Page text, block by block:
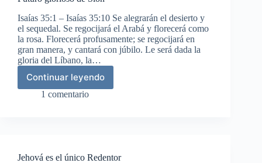
Isaías 35:1 – Isaías 35:10 Se alegrarán el desierto y
el sequedal. Se regocijará el Arabá y florecerá como
la rosa. Florecerá profusamente; se regocijará en
gran manera, y cantará con júbilo. Le será dada la
gloria del Líbano, la…
Continuar leyendo
Futuro
glorioso
1 comentario
Jehová es el único Redentor